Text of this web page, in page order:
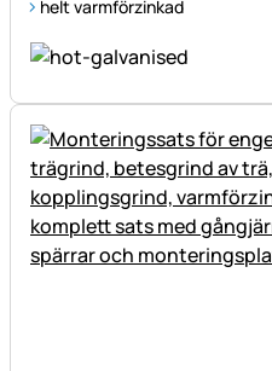
helt varmförzinkad